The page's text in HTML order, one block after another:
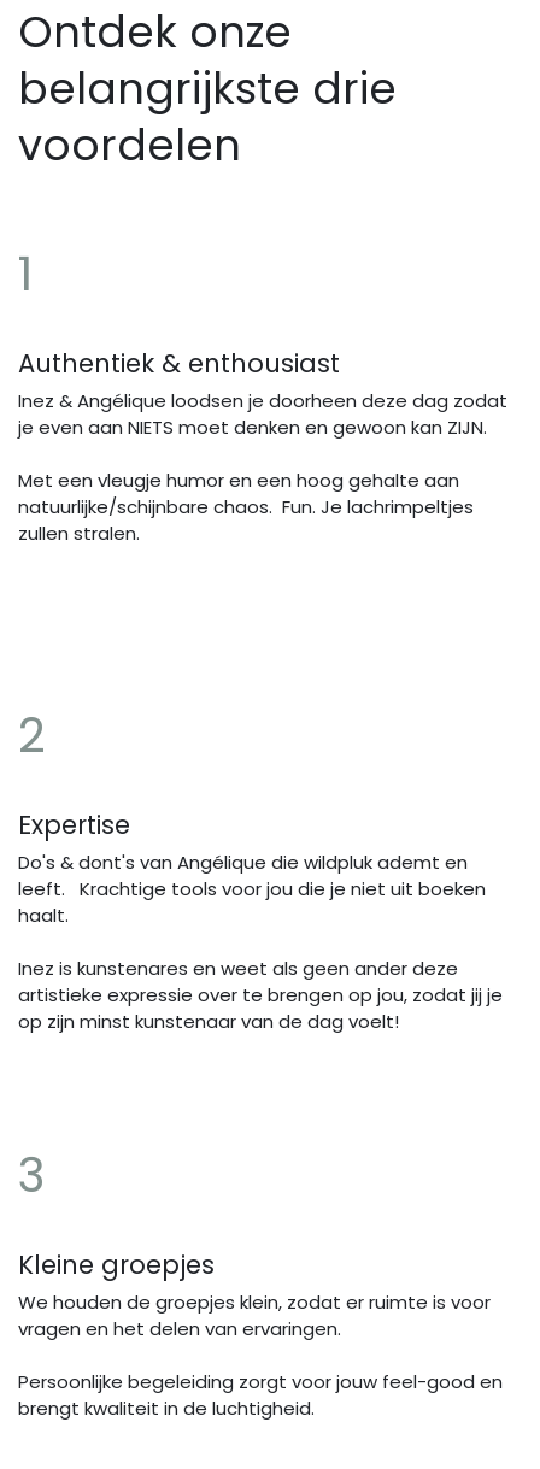
Ontdek onze
belangrijkste drie
voordelen
1
Authentiek & enthousiast
Inez & Angélique loodsen je doorheen deze dag zodat
je even aan NIETS moet denken en gewoon kan ZIJN.
Met een vleugje humor en een hoog gehalte aan
natuurlijke/schijnbare chaos. Fun. Je lachrimpeltjes
zullen stralen.
2
Expertise
Do's & dont's van Angélique die wildpluk ademt en
leeft. Krachtige tools voor jou die je niet uit boeken
haalt.
Inez is kunstenares en weet als geen ander deze
artistieke expressie over te brengen op jou, zodat jij je
op zijn minst kunstenaar van de dag voelt!
3
Kleine groepjes
We houden de groepjes klein, zodat er ruimte is voor
vragen en het delen van ervaringen.
Persoonlijke begeleiding zorgt voor jouw feel-good en
brengt kwaliteit in de luchtigheid.